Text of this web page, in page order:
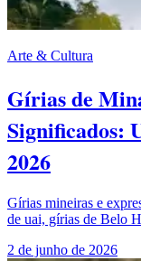
Arte & Cultura
Gírias de
Significados:
2026
Gírias mineiras e
de uai, gírias de Belo
2 de junho de 2026